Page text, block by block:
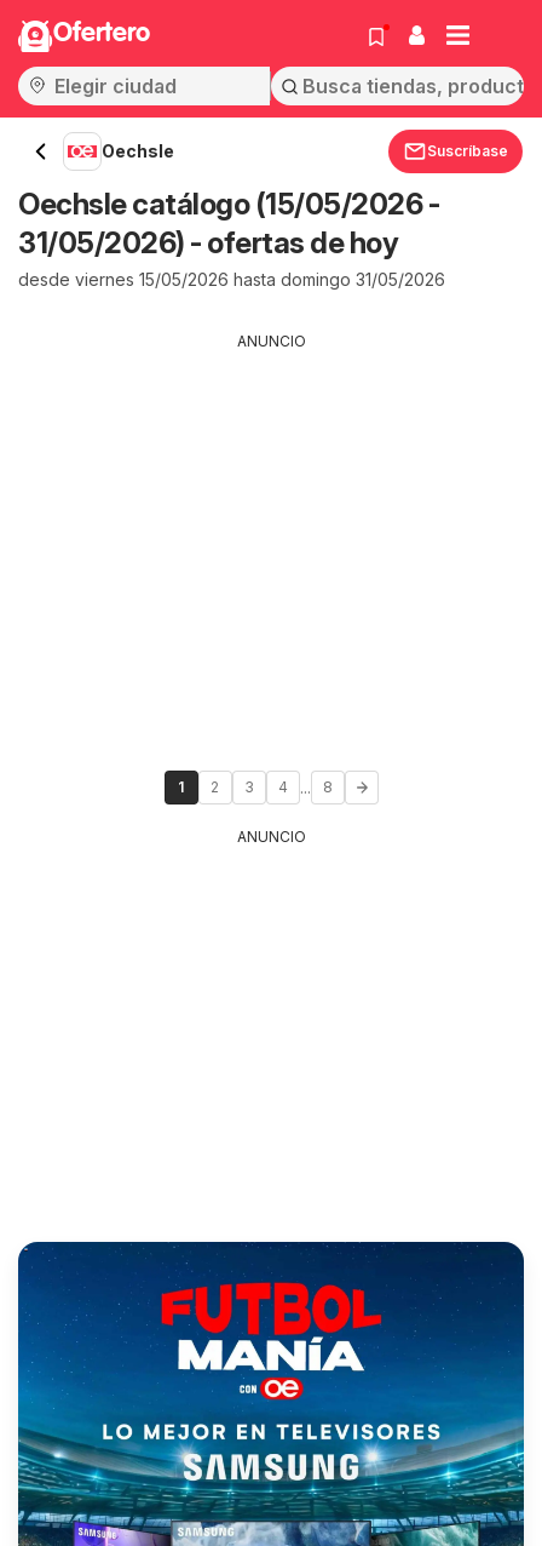
Ofertero
Oechsle Suscríbase
Oechsle catálogo (15/05/2026 -
31/05/2026) - ofertas de hoy
desde viernes 15/05/2026 hasta domingo 31/05/2026
ANUNCIO
1 2 3 4 ... 8
ANUNCIO